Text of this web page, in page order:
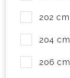
202 cm
204 cm
206 cm